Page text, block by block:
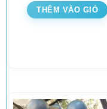
THÊM VÀO GIỎ